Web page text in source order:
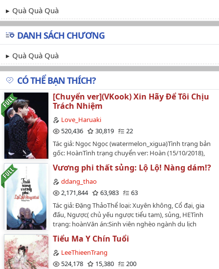
Quà Quà Quà
DANH SÁCH CHƯƠNG
Quà Quà Quà
CÓ THỂ BẠN THÍCH?
[Chuyển ver](VKook) Xin Hãy Để Tôi Chịu
Trách Nhiệm
Love_Haruaki
520,436
30,819
22
Tác giả: Ngọc Ngọc (watermelon_xigua)Tình trạng bản
gốc: HoànTình trạng chuyển ver: Hoàn (15/10/2018),
beta (08/09/2023)Link bản gốc:
https://www.wattpad.com/story/91697804-
thi%C3%AAn-nguy%C3%AAn-ho%C3%A0n-xin-
h%C3%A3y-%C4%91%E1%BB%83-t%C3%B4i-
nhi%E1%BB%87mChuyển ver đã được sự đồng ý của
tác giả (Cảm ơn Au nhiều lắm nha, yêu nàng ghê
cơ!!!)Văn án:Điền Chính Quốc bị một tên tù nhân thuộc
khu chính mình làm quản giáo cưỡng bức, sau đó có
Chính Quốc mới chịu đi khám cẩn thận, kết quả xác
định trong bụng có hài tử thì không khỏi ngỡ ngàng.
Vương phi thất sủng: Lộ Lộ! Nàng dám!?
ddang_thao
2,171,844
63,983
63
Tác giả: Đặng ThảoThể loại: Xuyên không, Cổ đại, gia
đấu, Ngược( chủ yếu ngược tiểu tam), sủng, HETình
trạng: hoànVăn án:Sinh viên nghèo ngành du lịch
Trương Lộ Lộ vô duyên vô cớ xuyên về cổ đại thành
Vương phi thất sủng. Để có cơm ngon áo đẹp, cô cần
ôm chặt lấy phu quân- Âu Dương Lãnh Thiên, nhưng
lại có Trắc phi cản đường. Không sao! Cô đối phó được!
Tiểu Ma Y Chín Tuổi
LeeThieenTrang
524,178
15,380
200